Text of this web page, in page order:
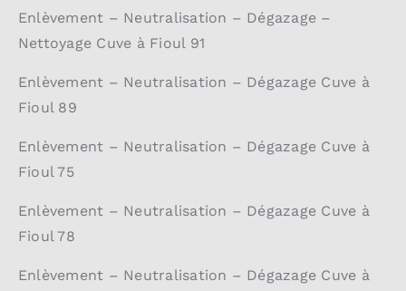
Enlèvement – Neutralisation – Dégazage –
Nettoyage Cuve à Fioul 91
Enlèvement – Neutralisation – Dégazage Cuve à
Fioul 89
Enlèvement – Neutralisation – Dégazage Cuve à
Fioul 75
Enlèvement – Neutralisation – Dégazage Cuve à
Fioul 78
Enlèvement – Neutralisation – Dégazage Cuve à